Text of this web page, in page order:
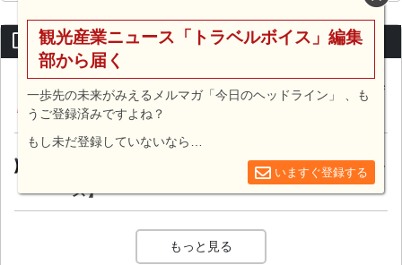
求人情報
海外旅行のトラベルコンシェルジュを募集
【JTBグローバルアシスタンス】
観光マーケティング実務スタッフ（旅行好き
大歓迎！）【株式会社マーケティング・ボイ
ス】
もっと見る
観光産業ニュース「トラベルボイス」編集
部から届く
一歩先の未来がみえるメルマガ「今日のヘッドライン」 、も
うご登録済みですよね？
もし未だ登録していないなら…
いますぐ登録する